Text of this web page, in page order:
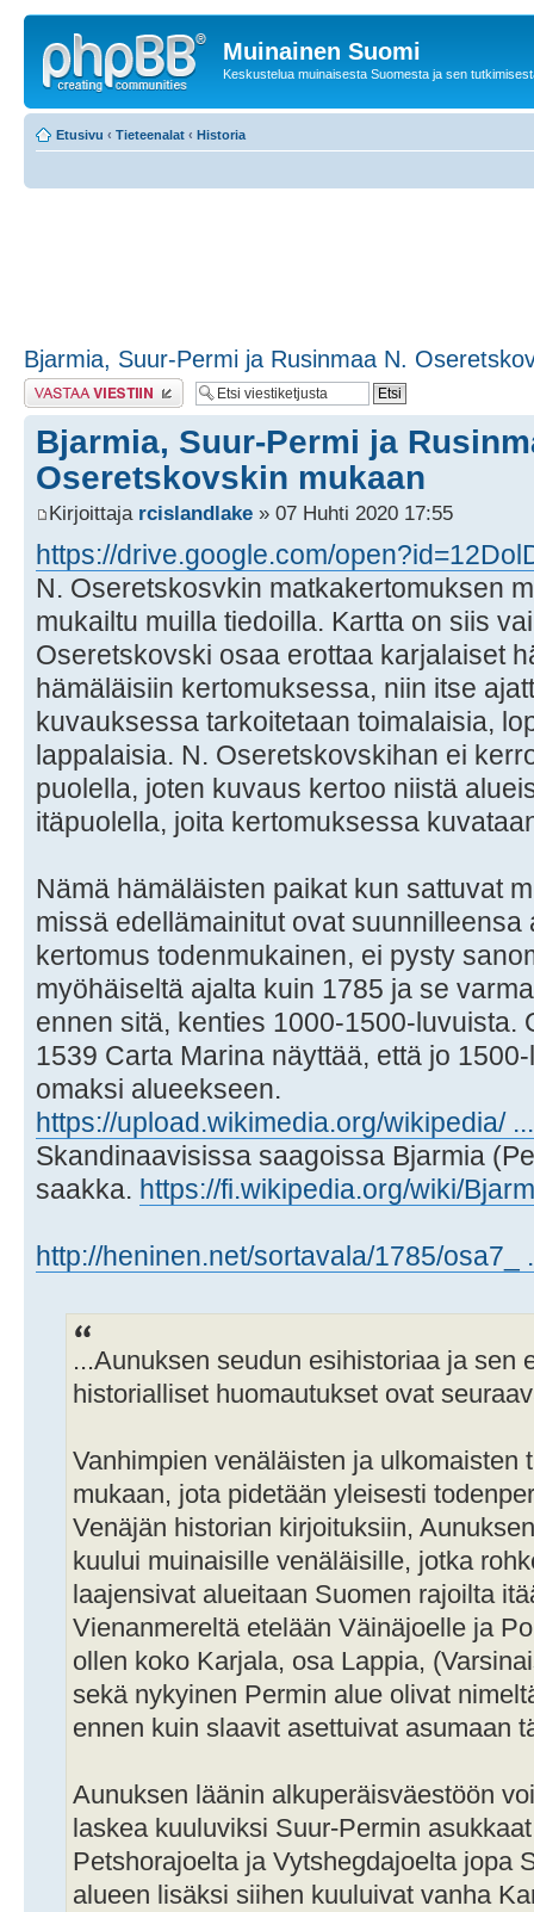
Muinainen Suomi
Keskustelua muinaisesta Suomesta ja sen
Etusivu ‹ Tieteenalat ‹ Historia
Bjarmia, Suur-Permi ja Rusinmaa N.
Lähetä vastaus
Bjarmia, Suur-Permi ja
Oseretskovskin mukaan
Kirjoittaja rcislandlake » 07 Huhti 2020 17:55
https://drive.google.com/
N. Oseretskosvkin matkakertomuksen
mukailtu muilla tiedoilla. Kartta on siis
Oseretskovski osaa erottaa karjalaiset
hämäläisiin kertomuksessa, niin itse
kuvauksessa tarkoitetaan toimalaisia,
lappalaisia. N. Oseretskovskihan ei
puolella, joten kuvaus kertoo niistä
itäpuolella, joita kertomuksessa
Nämä hämäläisten paikat kun sattuvat
missä edellämainitut ovat suunnilleensa
kertomus todenmukainen, ei pysty
myöhäiseltä ajalta kuin 1785 ja se
ennen sitä, kenties 1000-1500-luvuista.
1539 Carta Marina näyttää, että jo
omaksi alueekseen.
https://upload.wikimedia.org/wikipedia/
Skandinaavisissa saagoissa Bjarmia
saakka. https://fi.wikipedia.org/wiki/
http://heninen.net/sortavala/1785/osa7_
...Aunuksen seudun esihistoriaa ja sen
historialliset huomautukset ovat
Vanhimpien venäläisten ja ulkomaisten
mukaan, jota pidetään yleisesti
Venäjän historian kirjoituksiin,
kuului muinaisille venäläisille, jotka
laajensivat alueitaan Suomen rajoilta
Vienanmereltä etelään Väinäjoelle ja
ollen koko Karjala, osa Lappia,
sekä nykyinen Permin alue olivat
ennen kuin slaavit asettuivat asumaan
Aunuksen läänin alkuperäisväestöön
laskea kuuluviksi Suur-Permin
Petshorajoelta ja Vytshegdajoelta jopa
alueen lisäksi siihen kuuluivat vanha